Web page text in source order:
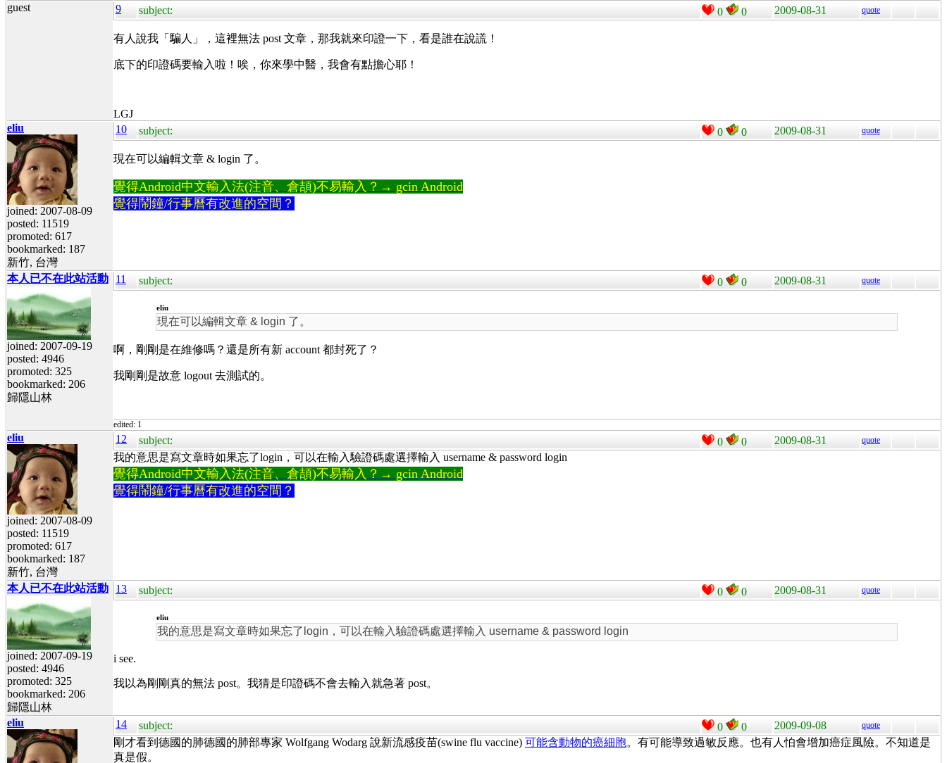
guest 9 subject: 0 0 2009-08-31 quote
有人說我「騙人」，這裡無法 post 文章，那我就來印證一下，看是誰在說謊！
底下的印證碼要輸入啦！唉，你來學中醫，我會有點擔心耶！
LGJ
eliu
joined: 2007-08-09
posted: 11519
promoted: 617
bookmarked: 187
新竹, 台灣
10 subject: 0 0 2009-08-31 quote
現在可以編輯文章 & login 了。
覺得Android中文輸入法(注音、倉頡)不易輸入？→ gcin Android
覺得鬧鐘/行事曆有改進的空間？
本人已不在此站活動
joined: 2007-09-19
posted: 4946
promoted: 325
bookmarked: 206
歸隱山林
11 subject: 0 0 2009-08-31 quote
eliu
現在可以編輯文章 & login 了。
啊，剛剛是在維修嗎？還是所有新 account 都封死了？
我剛剛是故意 logout 去測試的。
edited: 1
eliu
joined: 2007-08-09
posted: 11519
promoted: 617
bookmarked: 187
新竹, 台灣
12 subject: 0 0 2009-08-31 quote
我的意思是寫文章時如果忘了login，可以在輸入驗證碼處選擇輸入 username & password login
覺得Android中文輸入法(注音、倉頡)不易輸入？→ gcin Android
覺得鬧鐘/行事曆有改進的空間？
本人已不在此站活動
joined: 2007-09-19
posted: 4946
promoted: 325
bookmarked: 206
歸隱山林
13 subject: 0 0 2009-08-31 quote
eliu
我的意思是寫文章時如果忘了login，可以在輸入驗證碼處選擇輸入 username & password login
i see.
我以為剛剛真的無法 post。我猜是印證碼不會去輸入就急著 post。
eliu 14 subject: 0 0 2009-09-08 quote
剛才看到德國的肺德國的肺部專家 Wolfgang Wodarg 說新流感疫苗(swine flu vaccine) 可能含動物的癌細胞。有可能導致過敏反應。也有人怕會增加癌症風險。不知道是
真是假。